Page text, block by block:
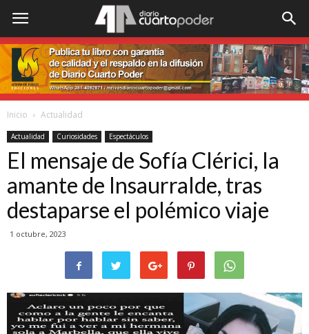
Inicio Actualidad
Actualidad Curiosidades Espectáculos
El mensaje de Sofía Clérici, la
amante de Insaurralde, tras
destaparse el polémico viaje
1 octubre, 2023